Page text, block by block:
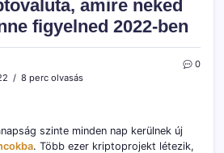
amire neked
figyelned 2022-ben
8 perc olvasás
0
szinte minden nap kerülnek új
. Több ezer kriptoprojekt létezik,